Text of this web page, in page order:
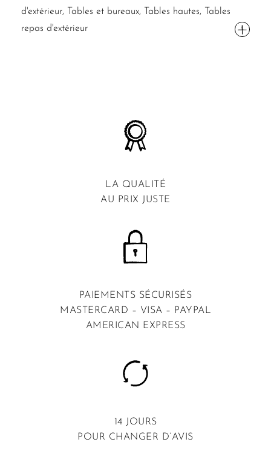
d'extérieur, Tables et bureaux, Tables hautes, Tables
repas d'extérieur
LA QUALITÉ
AU PRIX JUSTE
PAIEMENTS SÉCURISÉS
MASTERCARD – VISA – PAYPAL
AMERICAN EXPRESS
14 JOURS
POUR CHANGER D’AVIS